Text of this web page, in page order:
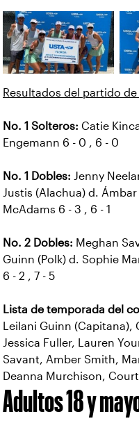
Resultados del partido
No. 1 Solteros: Catie
Engemann 6 - 0 , 6 - 0
No. 1 Dobles: Jenny
Justis (Alachua) d.
McAdams 6 - 3 , 6 - 1
No. 2 Dobles: Meghan
Guinn (Polk) d. Sophie
6 - 2 , 7 - 5
Lista de temporada del
Leilani Guinn (Capitana),
Jessica Fuller, Lauren
Savant, Amber Smith,
Deanna Murchison,
Adultos 18 y